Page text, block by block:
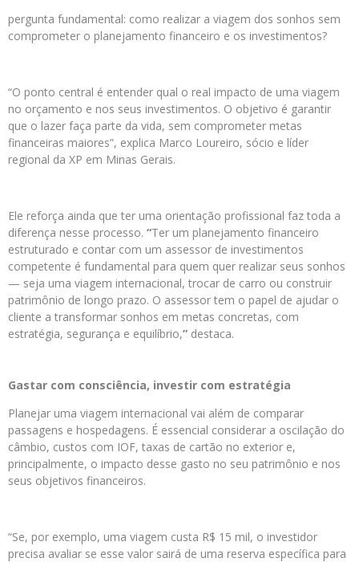
pergunta fundamental: como realizar a viagem dos sonhos sem
comprometer o planejamento financeiro e os investimentos?
“O ponto central é entender qual o real impacto de uma viagem
no orçamento e nos seus investimentos. O objetivo é garantir
que o lazer faça parte da vida, sem comprometer metas
financeiras maiores”, explica Marco Loureiro, sócio e líder
regional da XP em Minas Gerais.
Ele reforça ainda que ter uma orientação profissional faz toda a
diferença nesse processo. “Ter um planejamento financeiro
estruturado e contar com um assessor de investimentos
competente é fundamental para quem quer realizar seus sonhos
— seja uma viagem internacional, trocar de carro ou construir
patrimônio de longo prazo. O assessor tem o papel de ajudar o
cliente a transformar sonhos em metas concretas, com
estratégia, segurança e equilíbrio,” destaca.
Gastar com consciência, investir com estratégia
Planejar uma viagem internacional vai além de comparar
passagens e hospedagens. É essencial considerar a oscilação do
câmbio, custos com IOF, taxas de cartão no exterior e,
principalmente, o impacto desse gasto no seu patrimônio e nos
seus objetivos financeiros.
“Se, por exemplo, uma viagem custa R$ 15 mil, o investidor
precisa avaliar se esse valor sairá de uma reserva específica para